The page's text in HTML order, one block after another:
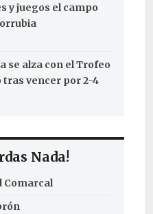
y juegos el campo
se alza con el Trofeo
tras vencer por 2-4
Nada!
Comarcal